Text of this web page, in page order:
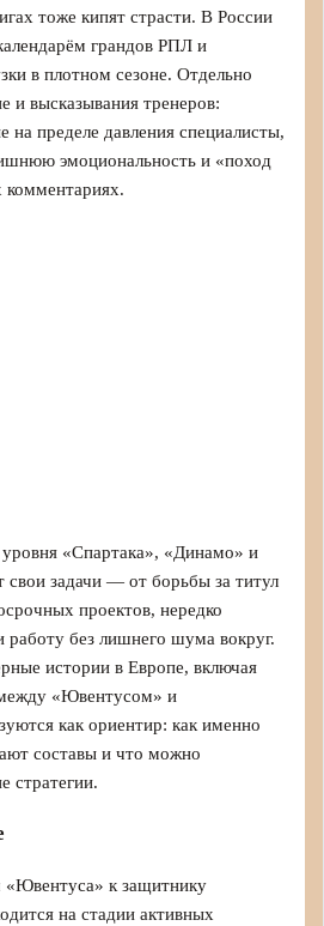
тоже кипят страсти. В России
грандов РПЛ и
в плотном сезоне. Отдельно
и высказывания тренеров:
пределе давления специалисты,
эмоциональность и «поход
«Спартака», «Динамо» и
задачи — от борьбы за титул
проектов, нередко
работу без лишнего шума вокруг.
истории в Европе, включая
«Ювентусом» и
как ориентир: как именно
составы и что можно
стратегии.
«Ювентуса» к защитнику
на стадии активных